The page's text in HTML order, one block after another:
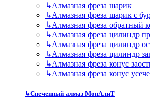
↳Алмазная фреза шарик
↳Алмазная фреза шарик с
↳Алмазная фреза обратный
↳Алмазная фреза цилиндр
↳Алмазная фреза цилиндр
↳Алмазная фреза цилиндр
↳Алмазная фреза конус
↳Алмазная фреза конус
↳Спеченный алмаз МонАлиТ